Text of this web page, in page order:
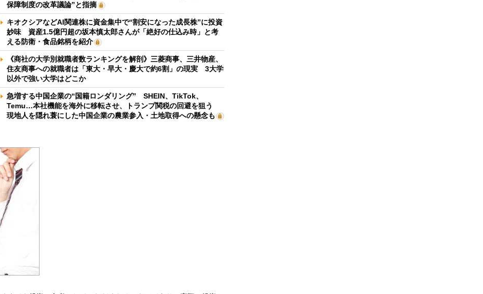
保障制度の改革議論”と指摘
キオクシアなどAI関連株に資金集中で“割安になった成長株”に投資
妙味 資産1.5億円超の坂本慎太郎さんが「絶好の仕込み時」と考
える防衛・食品銘柄を紹介
《商社の大学別就職者数ランキングを解剖》三菱商事、三井物産、
住友商事への就職者は「東大・早大・慶大で約6割」の現実 3大学
以外で強い大学はどこか
急増する中国企業の“国籍ロンダリング” SHEIN、TikTok、
Temu…本社機能を海外に移転させ、トランプ関税の回避を狙う
現地人を隠れ蓑にした中国企業の農業参入・土地取得への懸念も